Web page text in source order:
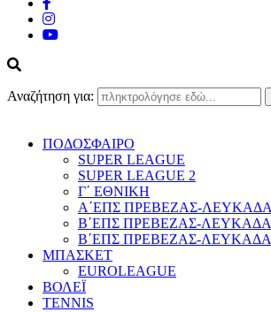
Αναζήτηση για:
ΠΟΔΟΣΦΑΙΡΟ
SUPER LEAGUE
SUPER LEAGUE 2
Γ΄ ΕΘΝΙΚΗ
Α΄ΕΠΣ ΠΡΕΒΕΖΑΣ-
Β΄ΕΠΣ ΠΡΕΒΕΖΑΣ-
Β΄ΕΠΣ ΠΡΕΒΕΖΑΣ-
ΜΠΑΣΚΕΤ
EUROLEAGUE
ΒΟΛΕΪ
TENNIS